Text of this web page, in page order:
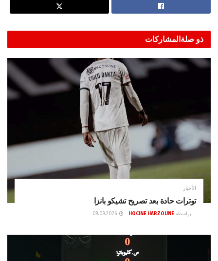
ذو صلةالمشاركات
الأخبار
توترات حادة بعد تصريح تشيكو بانزا
بواسطة HOCINE HARZOUNE